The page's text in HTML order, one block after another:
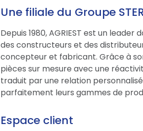
Une filiale du Groupe
Depuis 1980, AGRIEST est un
des constructeurs et des
concepteur et fabricant. Grâce à
pièces sur mesure avec une
traduit par une relation
parfaitement leurs gammes de
Espace client